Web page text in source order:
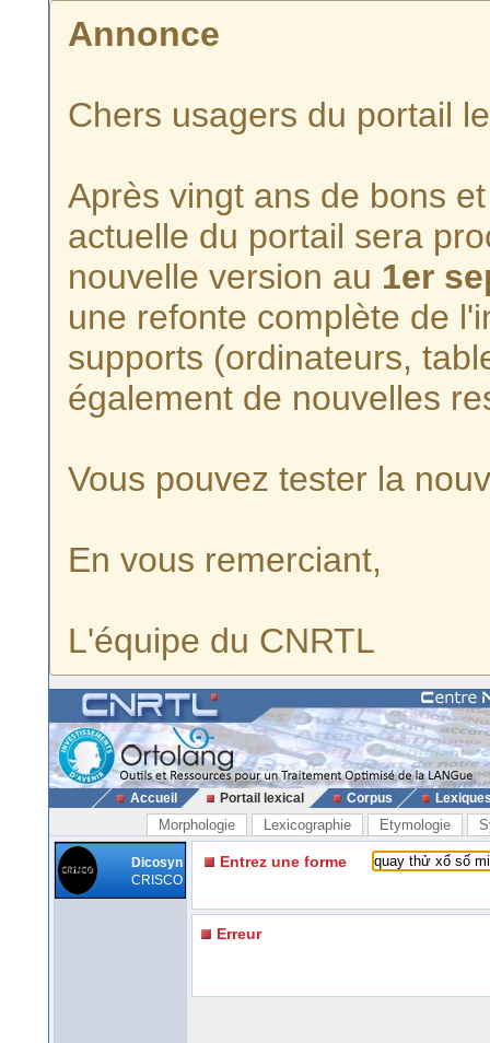
Annonce
Chers usagers du portail
Après vingt ans de bons
actuelle du portail sera
nouvelle version au 1er
une refonte complète de
supports (ordinateurs,
également de nouvelles
Vous pouvez tester la
En vous remerciant,
L'équipe du CNRTL
Accueil Portail lexical Corpus
Morphologie Lexicographie Etymologie
Dicosyn
CRISCO
Entrez une forme
Erreur